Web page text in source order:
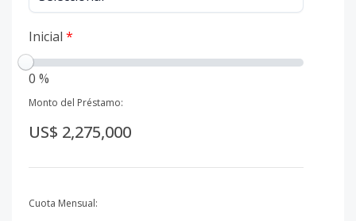
Inicial *
0 %
Monto del Préstamo:
US$ 2,275,000
Cuota Mensual: